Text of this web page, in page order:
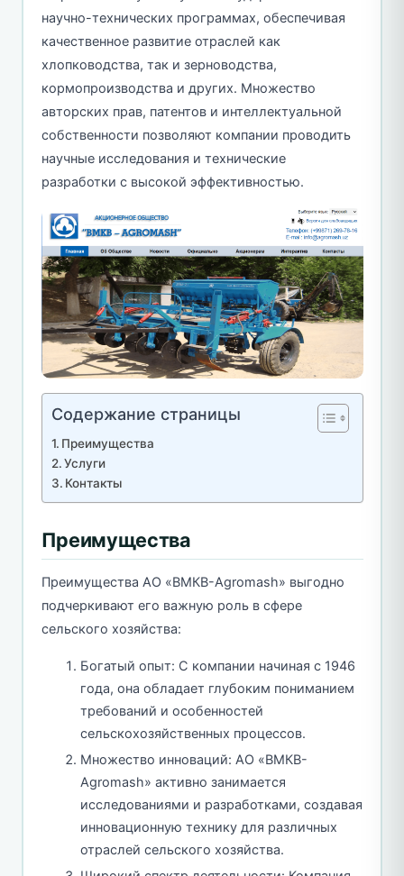
научно-технических программах, обеспечивая
качественное развитие отраслей как
хлопководства, так и зерноводства,
кормопроизводства и других. Множество
авторских прав, патентов и интеллектуальной
собственности позволяют компании проводить
научные исследования и технические
разработки с высокой эффективностью.
Содержание страницы
Преимущества
Услуги
Контакты
Преимущества
Преимущества АО «BMКB-Аgromash» выгодно
подчеркивают его важную роль в сфере
сельского хозяйства:
Богатый опыт: С компании начиная с 1946
года, она обладает глубоким пониманием
требований и особенностей
сельскохозяйственных процессов.
Множество инноваций: АО «BMКB-
Аgromash» активно занимается
исследованиями и разработками, создавая
инновационную технику для различных
отраслей сельского хозяйства.